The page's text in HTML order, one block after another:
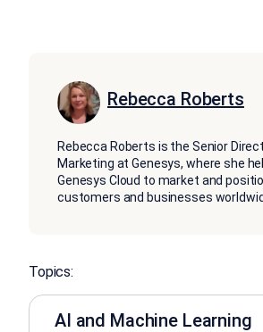
Rebecca Roberts
Rebecca Roberts is the Senior
Marketing at Genesys, where she
Genesys Cloud to market and
customers and businesses
Topics:
AI and Machine Learning